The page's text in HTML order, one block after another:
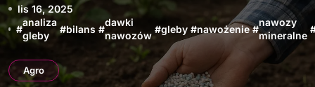
lis 16, 2025
#
analiza
gleby
#bilans #
dawki
nawozów
#gleby #nawożenie #
nawozy
mineralne
Agro